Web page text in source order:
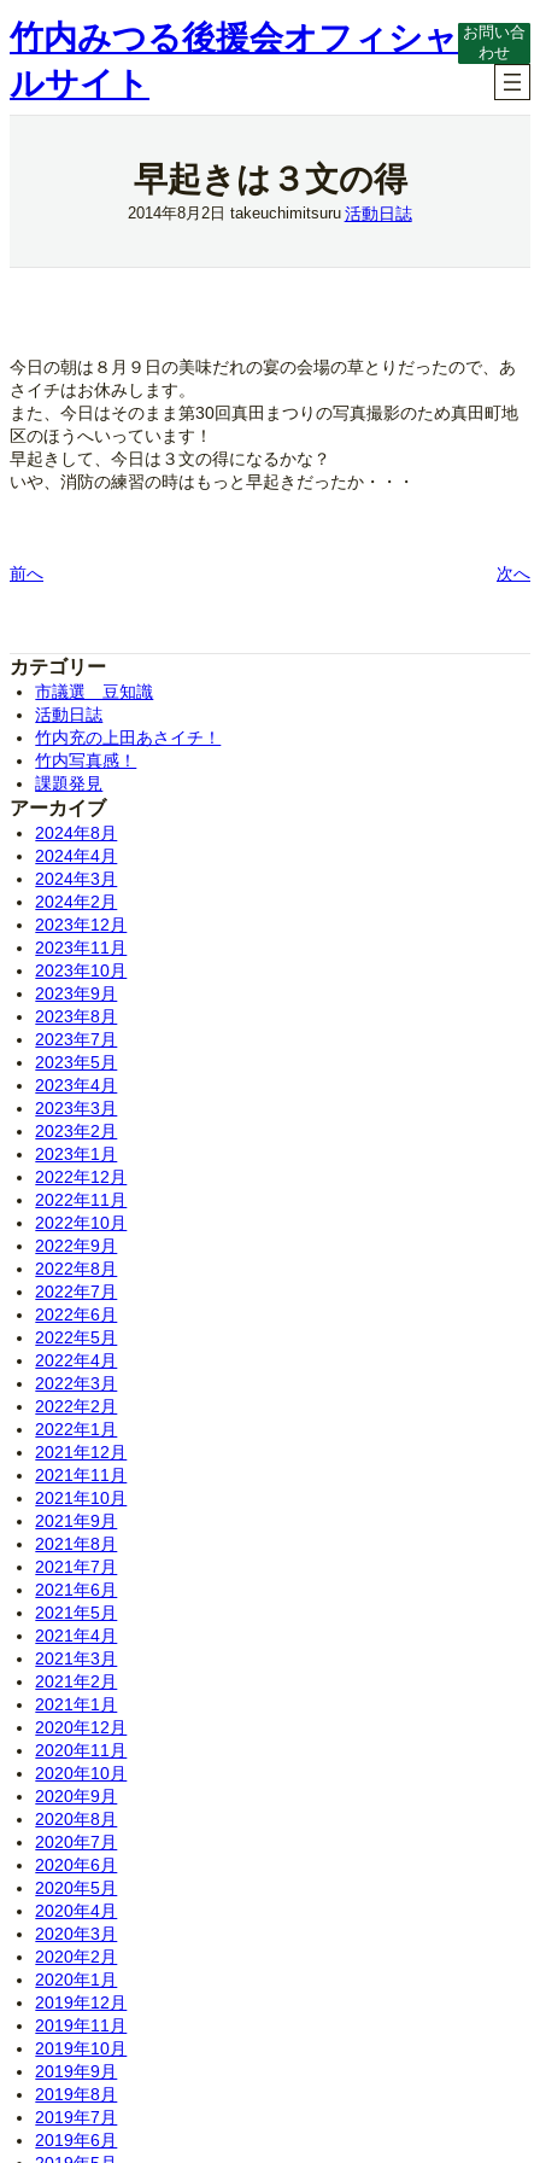
内
容
ス
キ
竹内みつる後援会オフィシャ
ルサイト
お問い合
わせ
早起きは３文の得
2014年8月2日 takeuchimitsuru 活動日誌
今日の朝は８月９日の美味だれの宴の会場の草とりだったので、あ
さイチはお休みします。
また、今日はそのまま第30回真田まつりの写真撮影のため真田町地
区のほうへいっています！
早起きして、今日は３文の得になるかな？
いや、消防の練習の時はもっと早起きだったか・・・
前へ 次へ
カテゴリー
市議選 豆知識
活動日誌
竹内充の上田あさイチ！
竹内写真感！
課題発見
アーカイブ
2024年8月
2024年4月
2024年3月
2024年2月
2023年12月
2023年11月
2023年10月
2023年9月
2023年8月
2023年7月
2023年5月
2023年4月
2023年3月
2023年2月
2023年1月
2022年12月
2022年11月
2022年10月
2022年9月
2022年8月
2022年7月
2022年6月
2022年5月
2022年4月
2022年3月
2022年2月
2022年1月
2021年12月
2021年11月
2021年10月
2021年9月
2021年8月
2021年7月
2021年6月
2021年5月
2021年4月
2021年3月
2021年2月
2021年1月
2020年12月
2020年11月
2020年10月
2020年9月
2020年8月
2020年7月
2020年6月
2020年5月
2020年4月
2020年3月
2020年2月
2020年1月
2019年12月
2019年11月
2019年10月
2019年9月
2019年8月
2019年7月
2019年6月